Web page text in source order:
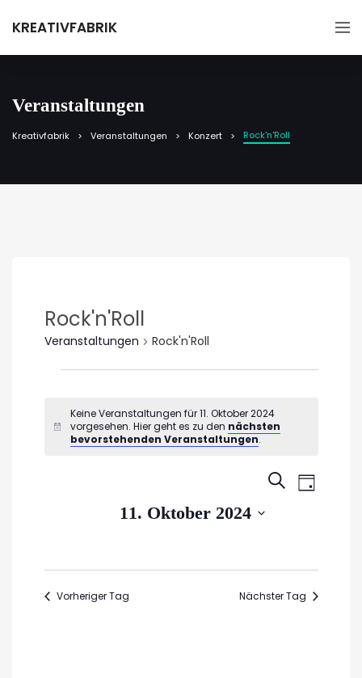
KREATIVFABRIK
Veranstaltungen
Kreativfabrik Veranstaltungen Konzert Rock'n'Roll
Rock'n'Roll
Veranstaltungen Rock'n'Roll
für
11.
Hinweis
Keine Veranstaltungen für 11. Oktober 2024
vorgesehen. Hier geht es zu den nächsten
bevorstehenden Veranstaltungen.
Suche
SUCHE
TAG
11. Oktober 2024
Vorheriger Tag Nächster Tag